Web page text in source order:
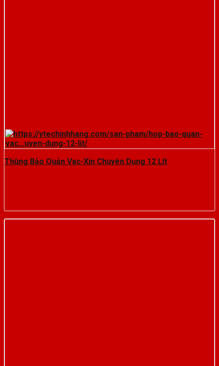
Thùng Bảo Quản Vac-Xin Chuyên Dụng 12 Lít